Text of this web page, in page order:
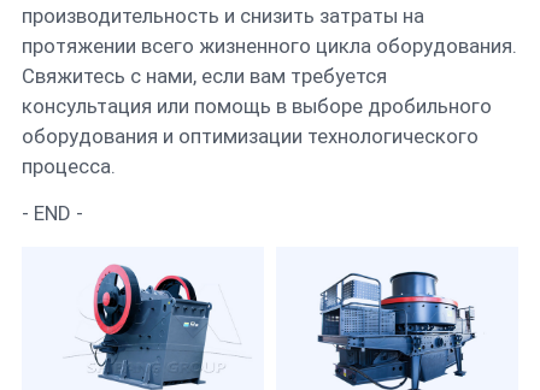
производительность и снизить затраты на
протяжении всего жизненного цикла оборудования.
Свяжитесь с нами, если вам требуется
консультация или помощь в выборе дробильного
оборудования и оптимизации технологического
процесса.
- END -